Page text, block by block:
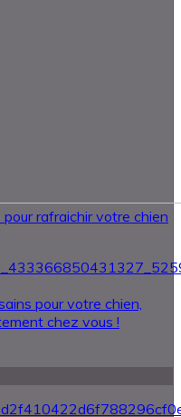
rafraichir votre chien
pour votre chien,
chez vous !